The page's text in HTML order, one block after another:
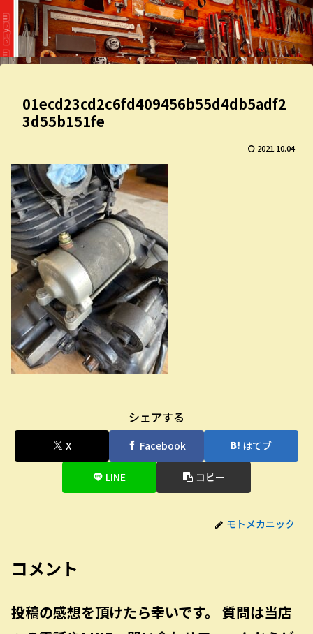
01ecd23cd2c6fd409456b55d4db5adf2
3d55b151fe
2021.10.04
シェアする
X Facebook はてブ
LINE コピー
モトメカニック
コメント
投稿の感想を頂けたら幸いです。 質問は当店